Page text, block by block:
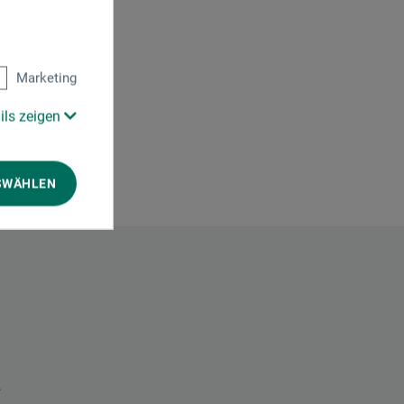
Marketing
zeigen